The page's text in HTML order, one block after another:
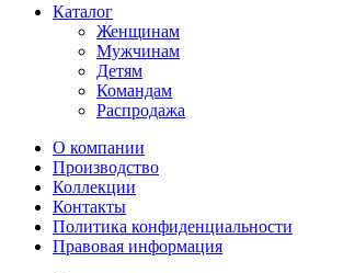
Каталог
Женщинам
Мужчинам
Детям
Командам
Распродажа
О компании
Производство
Коллекции
Контакты
Политика конфиденциальности
Правовая информация